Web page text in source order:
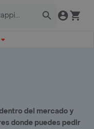
del mercado y
donde puedes pedir